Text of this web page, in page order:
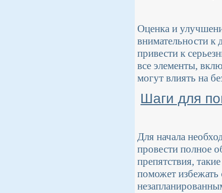
Оценка и
внимательности к
привести к
все элементы,
могут влиять на
Шаги для
Для начала
провести полное
препятствия,
поможет